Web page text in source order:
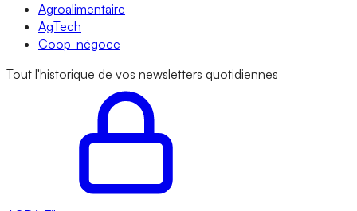
Agroalimentaire
AgTech
Coop-négoce
Tout l'historique de vos newsletters quotidiennes